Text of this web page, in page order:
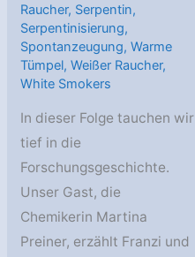
Raucher, Serpentin,
Serpentinisierung,
Spontanzeugung,Warme
Tümpel,Weißer Raucher,
White Smokers
In dieser Folge tauchen wir
tief in die
Forschungsgeschichte.
Unser Gast, die
Chemikerin Martina
Preiner, erzählt Franzi und